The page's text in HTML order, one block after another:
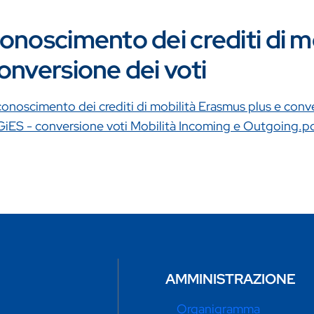
dei crediti di
dei voti
dei crediti di mobilità Erasmus plus e
- conversione voti Mobilità Incoming e
AMMINISTRAZIONE
Organigramma